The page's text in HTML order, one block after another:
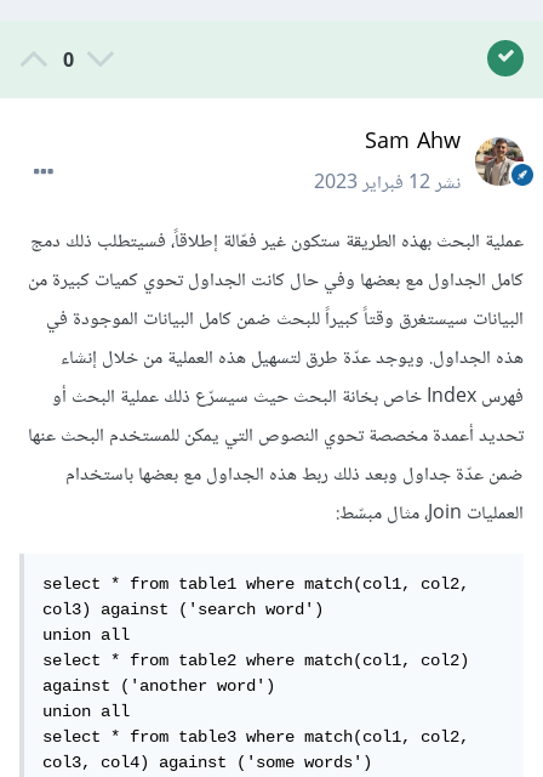
0
Sam Ahw
نشر12 فبراير 2023
عملية البحث بهذه الطريقة ستكون غير فعّالة إطلاقاً، فسيتطلب ذلك دمج
كامل الجداول مع بعضها وفي حال كانت الجداول تحوي كميات كبيرة من
البيانات سيستغرق وقتاً كبيراً للبحث ضمن كامل البيانات الموجودة في
هذه الجداول. ويوجد عدّة طرق لتسهيل هذه العملية من خلال إنشاء
فهرس Index خاص بخانة البحث حيث سيسرّع ذلك عملية البحث أو
تحديد أعمدة مخصصة تحوي النصوص التي يمكن للمستخدم البحث عنها
ضمن عدّة جداول وبعد ذلك ربط هذه الجداول مع بعضها باستخدام
العمليات Join، مثال مبسّط:
select * from table1 where match(col1, col2,
col3) against ('search word')
union all
select * from table2 where match(col1, col2)
against ('another word')
union all
select * from table3 where match(col1, col2,
col3, col4) against ('some words')